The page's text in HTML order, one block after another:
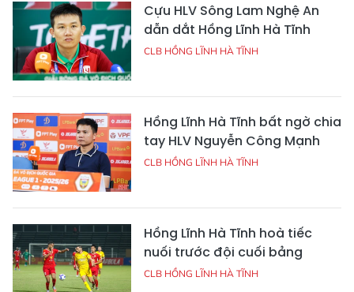
Cựu HLV Sông Lam Nghệ An
dẫn dắt Hồng Lĩnh Hà Tĩnh
CLB HỒNG LĨNH HÀ TĨNH
Hồng Lĩnh Hà Tĩnh bất ngờ chia
tay HLV Nguyễn Công Mạnh
CLB HỒNG LĨNH HÀ TĨNH
Hồng Lĩnh Hà Tĩnh hoà tiếc
nuối trước đội cuối bảng
CLB HỒNG LĨNH HÀ TĨNH